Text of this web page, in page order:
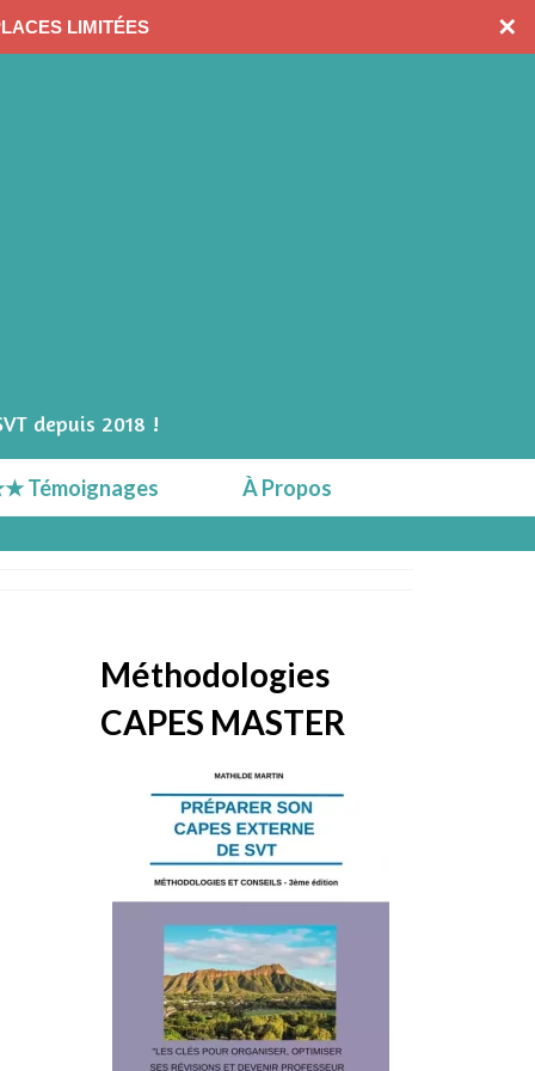
depuis 2018 !
Témoignages À Propos
Méthodologies
CAPES MASTER
LIMITÉES ✕